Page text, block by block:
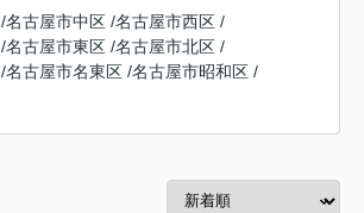
/名古屋市中区 /名古屋市西区 /
/名古屋市東区 /名古屋市北区 /
/名古屋市名東区 /名古屋市昭和区 /